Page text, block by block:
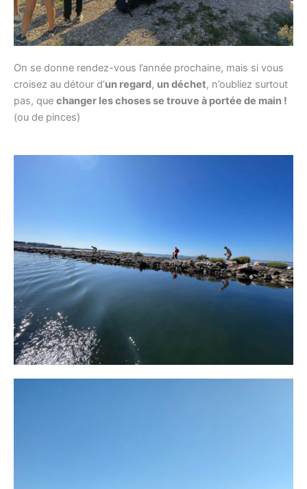
On se donne rendez-vous l’année prochaine, mais si vous
croisez au détour d’un regard, un déchet, n’oubliez surtout
pas, que changer les choses se trouve à portée de main !
(ou de pinces)